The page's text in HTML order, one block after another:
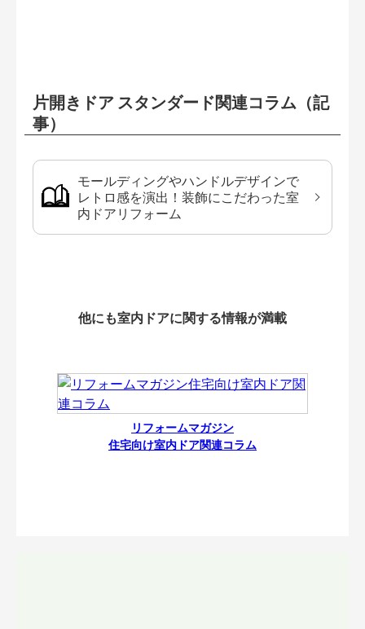
片開きドア スタンダード関連コラム（記
事）
モールディングやハンドルデザインで
レトロ感を演出！装飾にこだわった室
内ドアリフォーム
他にも室内ドアに関する情報が満載
リフォームマガジン
住宅向け室内ドア関連コラム